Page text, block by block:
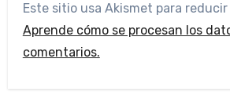
Este sitio usa Akismet para reducir
Aprende cómo se procesan los
comentarios.